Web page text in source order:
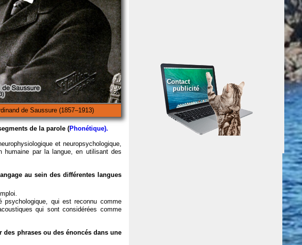
de Saussure (1857–1913)
de la parole (Phonétique).
et neuropsychologique,
humaine par la langue, en utilisant des
au sein des différentes langues
qui est reconnu comme
qui sont considérées comme
phrases ou des énoncés dans une
Contact
publicité